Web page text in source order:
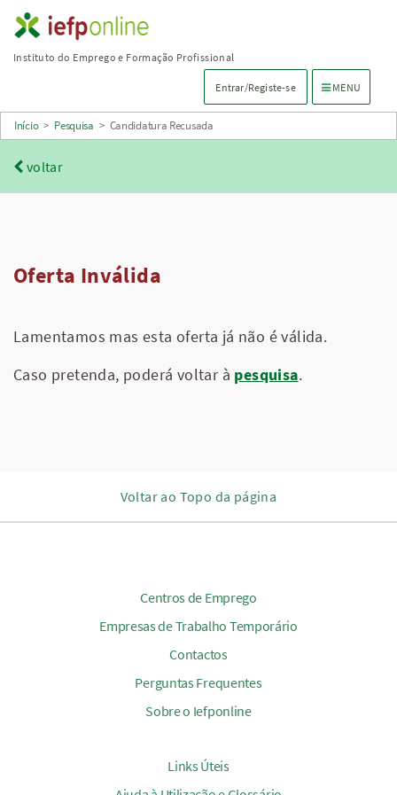
Saltar
para
principal
Instituto do Emprego e Formação Profissional
Entrar/Registe-se Menu de
MENU
Início > Pesquisa > Candidatura Recusada
voltar
Oferta Inválida
Lamentamos mas esta oferta já não é válida.
Caso pretenda, poderá voltar à pesquisa.
Voltar ao Topo da página
Centros de Emprego
Empresas de Trabalho Temporário
Contactos
Perguntas Frequentes
Sobre o Iefponline
Links Úteis